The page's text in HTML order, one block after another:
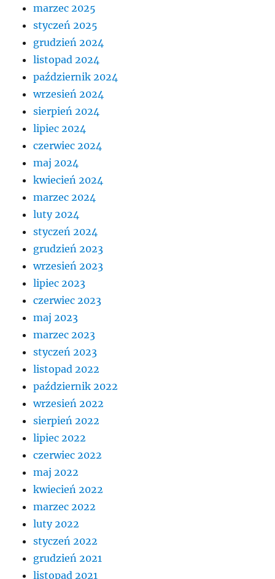
marzec 2025
styczeń 2025
grudzień 2024
listopad 2024
październik 2024
wrzesień 2024
sierpień 2024
lipiec 2024
czerwiec 2024
maj 2024
kwiecień 2024
marzec 2024
luty 2024
styczeń 2024
grudzień 2023
wrzesień 2023
lipiec 2023
czerwiec 2023
maj 2023
marzec 2023
styczeń 2023
listopad 2022
październik 2022
wrzesień 2022
sierpień 2022
lipiec 2022
czerwiec 2022
maj 2022
kwiecień 2022
marzec 2022
luty 2022
styczeń 2022
grudzień 2021
listopad 2021